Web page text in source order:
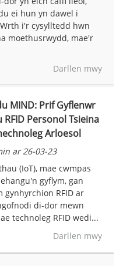
ei hun yn dawel i
i'r cysylltedd hwn
moethusrwydd, mae'r
Darllen mwy
MIND: Prif Gyflenwr
RFID Personol Tsieina
Arloesol
ar 26-03-23
(IoT), mae cwmpas
gyflym, gan
RFID ar
di-dor mewn
technoleg RFID wedi...
Darllen mwy